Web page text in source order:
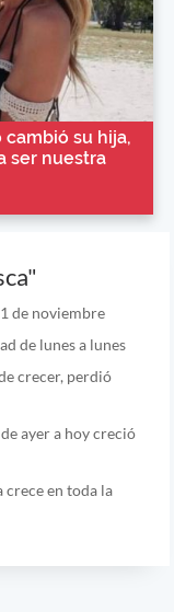
cambió su hija,
ser nuestra
de noviembre
de lunes a lunes
crecer, perdió
ayer a hoy creció
crece en toda la